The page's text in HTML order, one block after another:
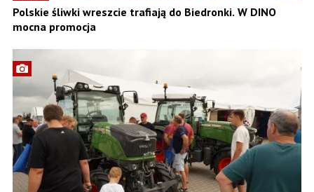
Polskie śliwki wreszcie trafiają do Biedronki. W DINO
mocna promocja